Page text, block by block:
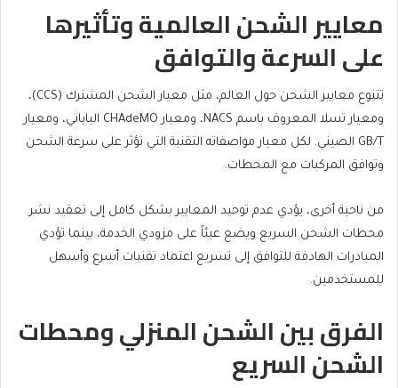
معايير الشحن العالمية وتأثيرها
على السرعة والتوافق
تتنوع معايير الشحن حول العالم، مثل معيار الشحن المشترك (CCS)،
ومعيار تسلا المعروف باسم NACS، ومعيار CHAdeMO الياباني، ومعيار
GB/T الصيني. لكل معيار مواصفاته التقنية التي تؤثر على سرعة الشحن
وتوافق المركبات مع المحطات.
من ناحية أخرى، يؤدي عدم توحيد المعايير بشكل كامل إلى تعقيد نشر
محطات الشحن السريع ويضع عبئاً على مزودي الخدمة، بينما تؤدي
المبادرات الهادفة للتوافق إلى تسريع اعتماد تقنيات أسرع وأسهل
للمستخدمين.
الفرق بين الشحن المنزلي ومحطات
الشحن السريع